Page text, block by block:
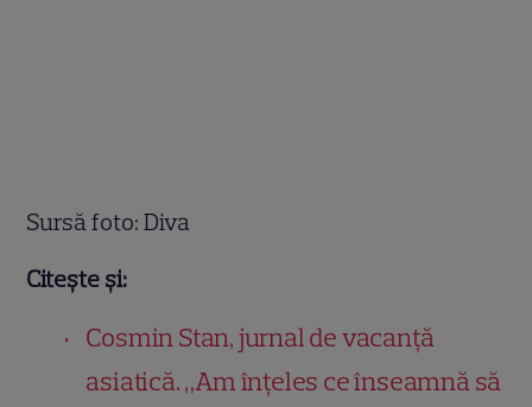
Sursă foto: Diva
Citește și:
Cosmin Stan, jurnal de vacanță
asiatică. „Am înțeles ce înseamnă să